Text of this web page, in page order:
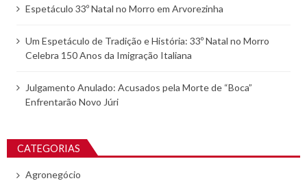
Espetáculo 33º Natal no Morro em Arvorezinha
Um Espetáculo de Tradição e História: 33º Natal no Morro
Celebra 150 Anos da Imigração Italiana
Julgamento Anulado: Acusados pela Morte de “Boca”
Enfrentarão Novo Júri
CATEGORIAS
Agronegócio